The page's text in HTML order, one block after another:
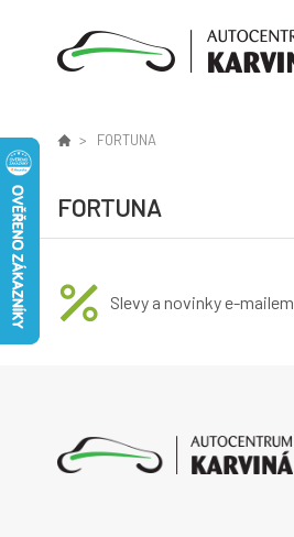
FORTUNA
FORTUNA
Slevy a novinky e-mailem